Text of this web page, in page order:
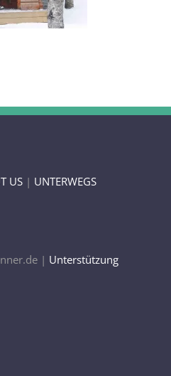
US| UNTERWEGS
| Unterstützung